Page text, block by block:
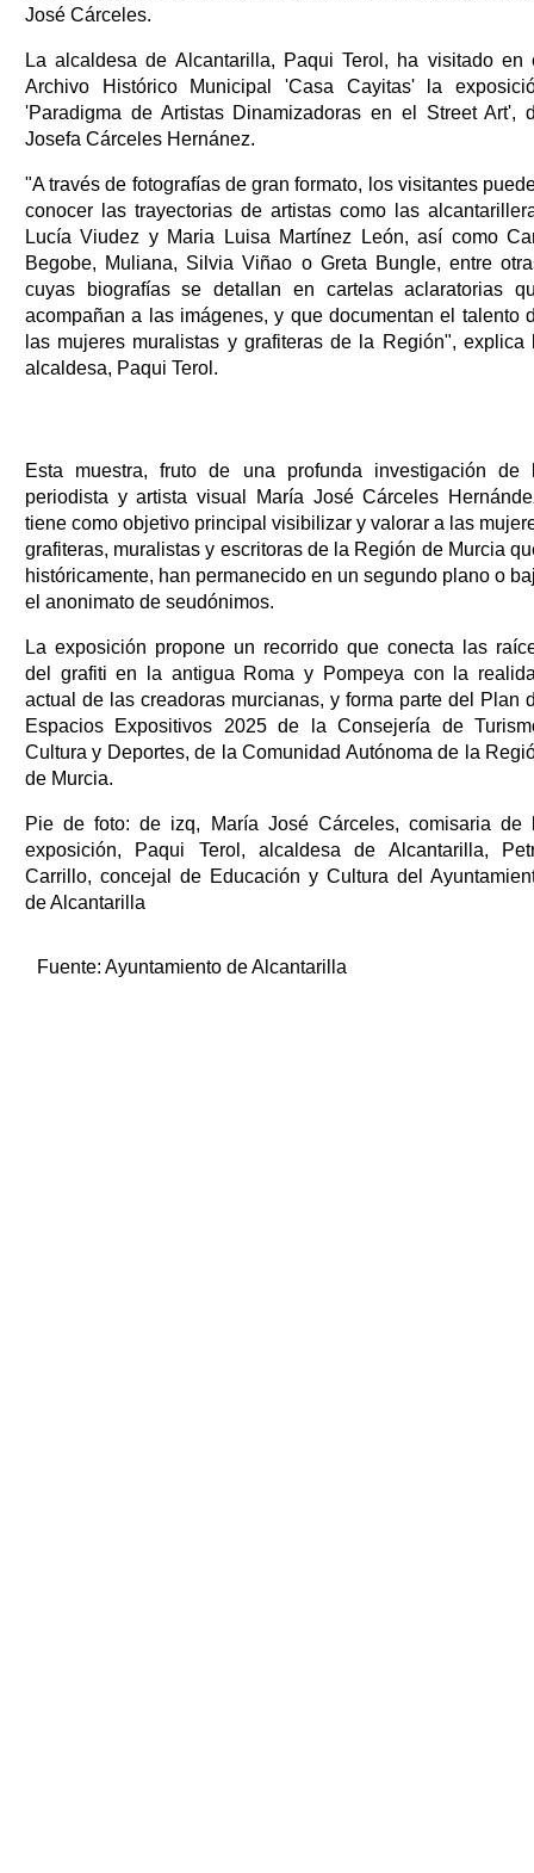
José Cárceles.
La alcaldesa de Alcantarilla, Paqui Terol, ha visitado en
Archivo Histórico Municipal 'Casa Cayitas' la
'Paradigma de Artistas Dinamizadoras en el Street Art',
Josefa Cárceles Hernánez.
"A través de fotografías de gran formato, los visitantes
conocer las trayectorias de artistas como las
Lucía Viudez y Maria Luisa Martínez León, así como
Begobe, Muliana, Silvia Viñao o Greta Bungle, entre
cuyas biografías se detallan en cartelas aclaratorias
acompañan a las imágenes, y que documentan el talento
las mujeres muralistas y grafiteras de la Región", explica
alcaldesa, Paqui Terol.
Esta muestra, fruto de una profunda investigación de
periodista y artista visual María José Cárceles
tiene como objetivo principal visibilizar y valorar a las
grafiteras, muralistas y escritoras de la Región de Murcia
históricamente, han permanecido en un segundo plano o
el anonimato de seudónimos.
La exposición propone un recorrido que conecta las
del grafiti en la antigua Roma y Pompeya con la
actual de las creadoras murcianas, y forma parte del Plan
Espacios Expositivos 2025 de la Consejería de
Cultura y Deportes, de la Comunidad Autónoma de la
de Murcia.
Pie de foto: de izq, María José Cárceles, comisaria de
exposición, Paqui Terol, alcaldesa de Alcantarilla,
Carrillo, concejal de Educación y Cultura del
de Alcantarilla
Fuente: Ayuntamiento de Alcantarilla